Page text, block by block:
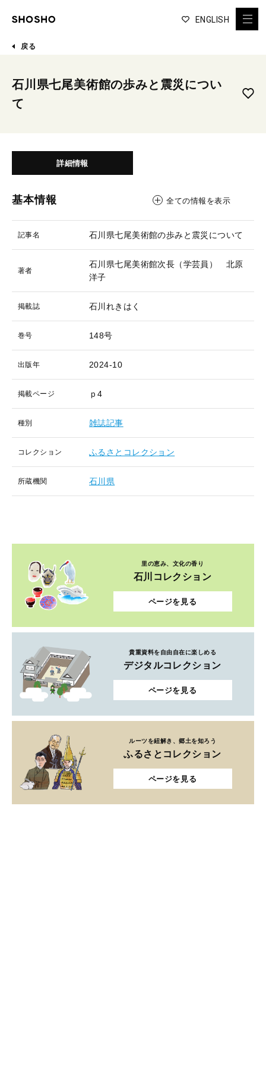
ENGLISH
戻る
石川県七尾美術館の歩みと震災につい
て
詳細情報
基本情報 全ての情報を表示
記事名 石川県七尾美術館の歩みと震災について
著者
石川県七尾美術館次長（学芸員） 北原
洋子
掲載誌 石川れきはく
巻号 148号
出版年 2024-10
掲載ページ ｐ4
種別 雑誌記事
コレクション ふるさとコレクション
所蔵機関 石川県
里の恵み、文化の香り
石川コレクション
ページを見る
貴重資料を自由自在に楽しめる
デジタルコレクション
ページを見る
ルーツを紐解き、郷土を知ろう
ふるさとコレクション
ページを見る